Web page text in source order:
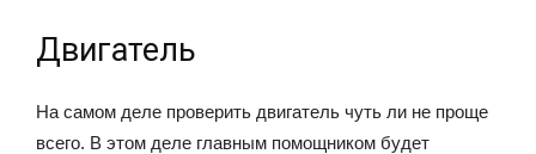
Двигатель
На самом деле проверить двигатель чуть ли не проще
всего. В этом деле главным помощником будет